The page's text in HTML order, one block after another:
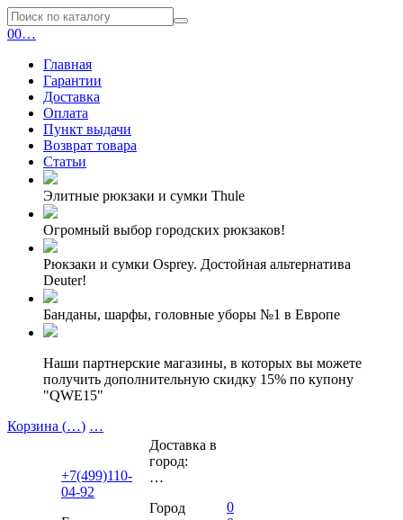
00…
Главная
Гарантии
Доставка
Оплата
Пункт выдачи
Возврат товара
Статьи
Элитные рюкзаки и сумки Thule
Огромный выбор городских рюкзаков!
Рюкзаки и сумки Osprey. Достойная альтернатива
Deuter!
Банданы, шарфы, головные уборы №1 в Европе
Наши партнерские магазины, в которых вы можете
получить дополнительную скидку 15% по купону
"QWE15"
Корзина (…) …
+7(499)110-
04-92
Доставка в
город:
…
Город
0